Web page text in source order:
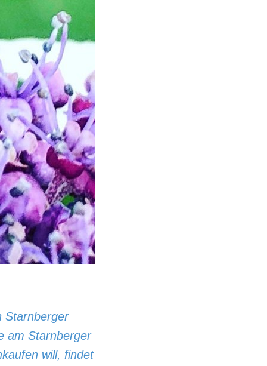
Starnberger
am Starnberger
will, findet